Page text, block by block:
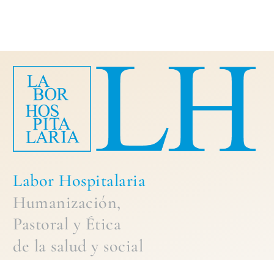
Labor Hospitalaria
Humanización,
Pastoral y Ética
de la salud y social